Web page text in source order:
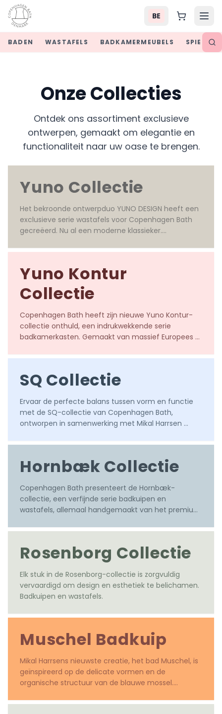
BE
BADEN WASTAFELS BADKAMERMEUBELS SPIEGELS
Onze Collecties
Ontdek ons assortiment exclusieve
ontwerpen, gemaakt om elegantie en
functionaliteit naar uw oase te brengen.
Yuno Collectie
Het bekroonde ontwerpduo YUNO DESIGN heeft een
exclusieve serie wastafels voor Copenhagen Bath
gecreëerd. Nu al een moderne klassieker.
Yuno Kontur
Collectie
Copenhagen Bath heeft zijn nieuwe Yuno Kontur-
collectie onthuld, een indrukwekkende serie
badkamerkasten. Gemaakt van massief Europees
Ontworpen door YUNO DESIGN
SQ Collectie
Ervaar de perfecte balans tussen vorm en functie
met de SQ-collectie van Copenhagen Bath,
ontworpen in samenwerking met Mikal Harrsen
Ontworpen door Mikal Harrsen
Hornbæk Collectie
Copenhagen Bath presenteert de Hornbæk-
collectie, een verfijnde serie badkuipen en
wastafels, allemaal handgemaakt van het premium
Rosenborg Collectie
Elk stuk in de Rosenborg-collectie is zorgvuldig
vervaardigd om design en esthetiek te belichamen.
Badkuipen en wastafels.
Muschel Badkuip
Mikal Harrsens nieuwste creatie, het bad Muschel, is
geïnspireerd op de delicate vormen en de
organische structuur van de blauwe mossel.